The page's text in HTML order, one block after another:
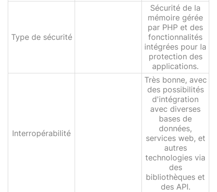
Type de sécurité
Sécurité de la
mémoire gérée
par PHP et des
fonctionnalités
intégrées pour la
protection des
applications.
Interropérabilité
Très bonne, avec
des possibilités
d'intégration
avec diverses
bases de
données,
services web, et
autres
technologies via
des
bibliothèques et
des API.